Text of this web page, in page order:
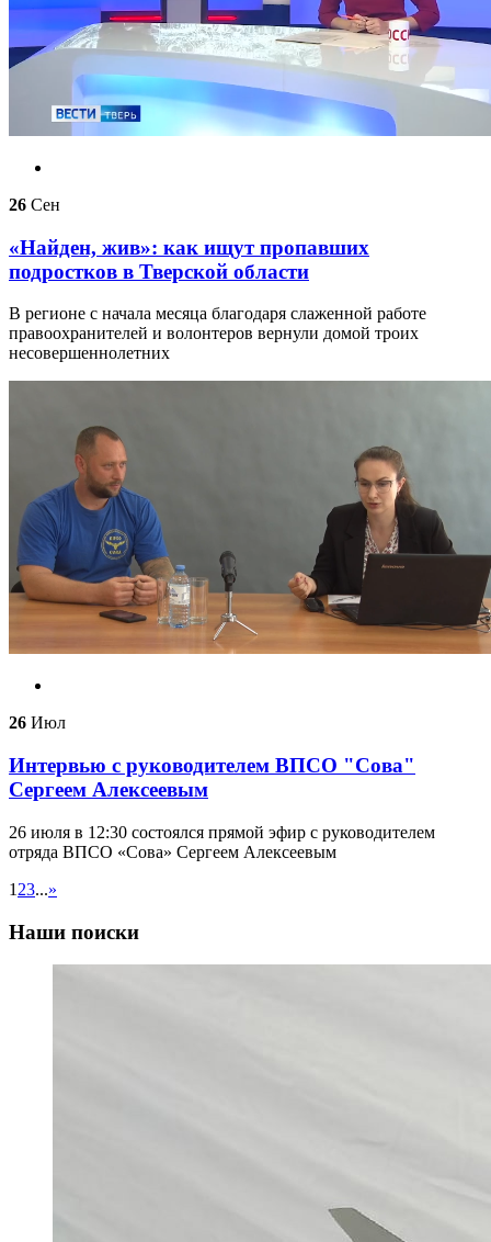
26 Сен
«Найден, жив»: как ищут пропавших
подростков в Тверской области
В регионе с начала месяца благодаря слаженной работе
правоохранителей и волонтеров вернули домой троих
несовершеннолетних
26 Июл
Интервью с руководителем ВПСО "Сова"
Сергеем Алексеевым
26 июля в 12:30 состоялся прямой эфир с руководителем
отряда ВПСО «Сова» Сергеем Алексеевым
1 23...»
Наши поиски